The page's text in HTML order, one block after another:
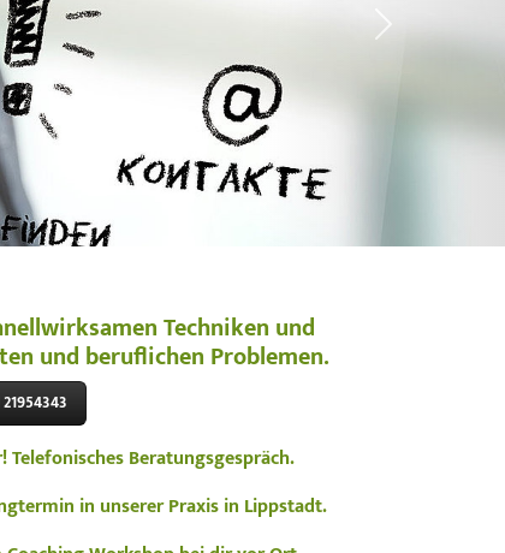
Next
Techniken und
und beruflichen Problemen.
Beratungsgespräch.
in unserer Praxis in Lippstadt.